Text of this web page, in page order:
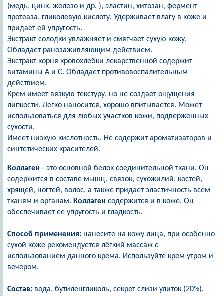
(медь, цинк, железо и др. ), эластин, хитозан, фермент
протеаза, гликолевую кислоту. Удерживает влагу в коже и
придает ей упругость.
Экстракт солодки увлажняет и смягчает сухую кожу.
Обладает ранозаживляющим действием.
Экстракт корня кровохлебки лекарственной содержит
витамины А и С. Обладает противовоспалительным
действием.
Крем имеет вязкую текстуру, но не создает ощущения
липкости. Легко наносится, хорошо впитывается. Может
использоваться для любых участков кожи, подверженных
сухости.
Имеет низкую кислотность. Не содержит ароматизаторов и
синтетических красителей.
Коллаген - это основной белок соединительной ткани. Он
содержится в составе мышц, связок, сухожилий, костей,
хрящей, ногтей, волос, а также придает эластичность всем
тканям и органам. Коллаген содержится и в коже. Он
обеспечивает ее упругость и гладкость.
Способ применения: нанесите на кожу лица, при особенно
сухой коже рекомендуется лёгкий массаж с
использованием данного крема. Используйте крем утром и
вечером.
Состав: вода, бутиленгликоль, секрет слизи улиток (20%),